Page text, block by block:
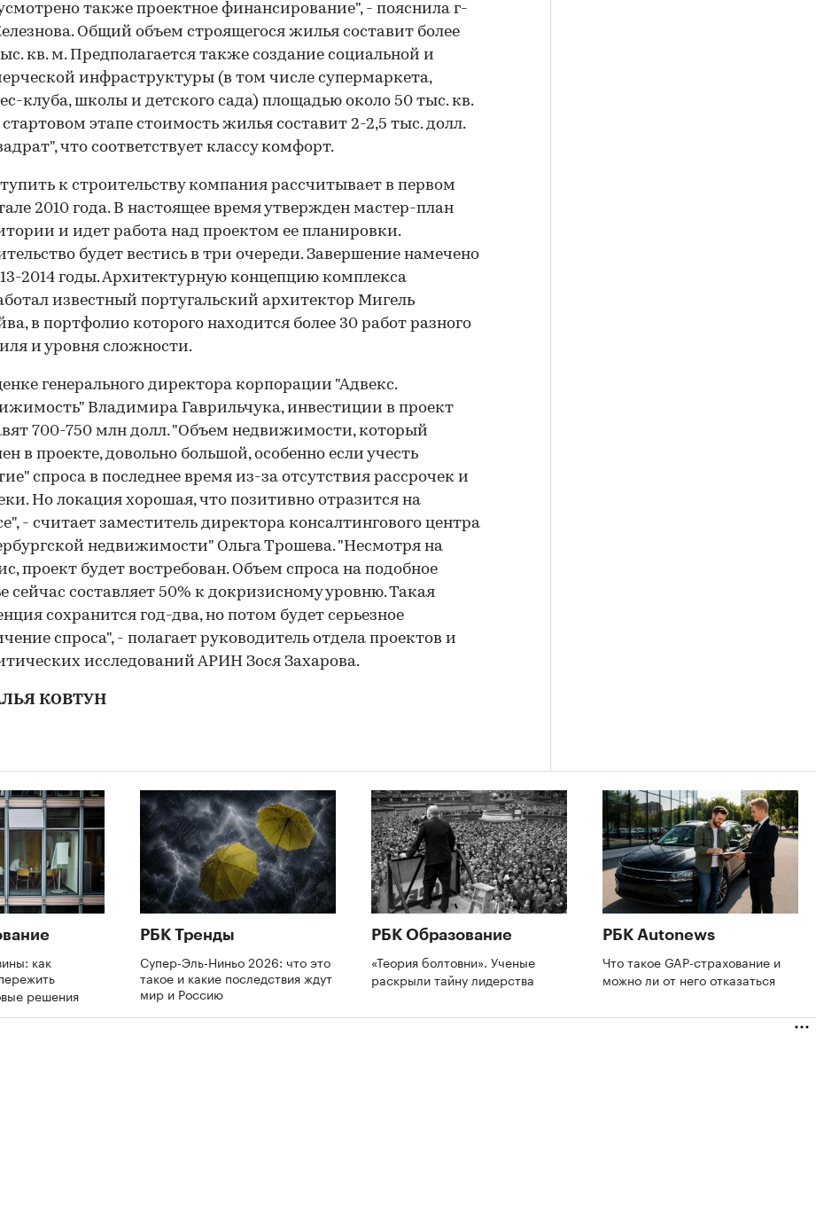
также проектное финансирование", - пояснила г-
Общий объем строящегося жилья составит более
кв. м. Предполагается также создание социальной и
инфраструктуры (в том числе супермаркета,
клуба, школы и детского сада) площадью около 50 тыс. кв.
этапе стоимость жилья составит 2-2,5 тыс. долл.
что соответствует классу комфорт.
к строительству компания рассчитывает в первом
2010 года. В настоящее время утвержден мастер-план
и идет работа над проектом ее планировки.
будет вестись в три очереди. Завершение намечено
2014 годы. Архитектурную концепцию комплекса
известный португальский архитектор Мигель
в портфолио которого находится более 30 работ разного
и уровня сложности.
генерального директора корпорации "Адвекс.
Владимира Гаврильчука, инвестиции в проект
700-750 млн долл. "Объем недвижимости, который
в проекте, довольно большой, особенно если учесть
спроса в последнее время из-за отсутствия рассрочек и
Но локация хорошая, что позитивно отразится на
- считает заместитель директора консалтингового центра
недвижимости" Ольга Трошева. "Несмотря на
проект будет востребован. Объем спроса на подобное
сейчас составляет 50% к докризисному уровню. Такая
сохранится год-два, но потом будет серьезное
спроса", - полагает руководитель отдела проектов и
исследований АРИН Зося Захарова.
КОВТУН
как
решения
РБК Тренды
Супер-Эль-Ниньо 2026: что это
такое и какие последствия ждут
мир и Россию
РБК Образование
«Теория болтовни». Ученые
раскрыли тайну лидерства
РБК Autonews
Что такое GAP-страхование и
можно ли от него отказаться